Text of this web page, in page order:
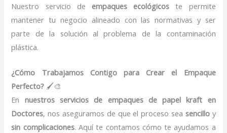
Nuestro servicio de empaques ecológicos te permite
mantener tu negocio alineado con las normativas y ser
parte de la solución al problema de la contaminación
plástica.
¿Cómo Trabajamos Contigo para Crear el Empaque
Perfecto? 🖌️🎨
En nuestros servicios de empaques de papel kraft en
Doctores, nos aseguramos de que el proceso sea sencilloy
sin complicaciones. Aquí te contamos cómo te ayudamos a